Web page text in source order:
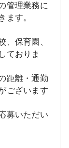
管理業務に
ます。
、保育園、
ておりま
距離・通勤
ございます
募いただい